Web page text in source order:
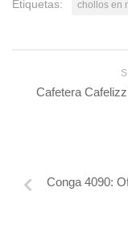
Etiquetas: chollos en
Cafetera
Conga 4090: